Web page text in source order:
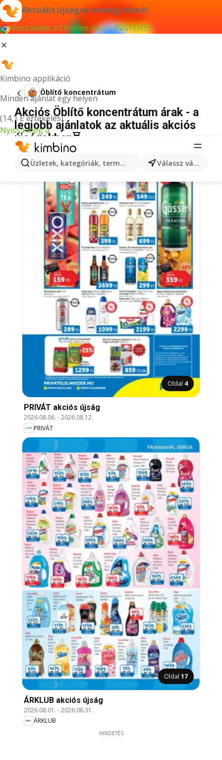
Aktuális újságok mindig kéznél
Hozzáadás a Chrome-hoz – INGYENES
Kimbino applikáció
Minden ajánlat egy helyen
(14,1 E értékelés)
Nyissa meg a
Üzletek, kategóriák, termékek keresése... Válassz várost
Öblítő koncentrátum
Akciós Öblítő koncentrátum árak - a
legjobb ajánlatok az aktuális akciós
újságokban⏳
Oldal 4
PRIVÁT akciós újság
2026.08.06. -2026.08.12.
PRIVÁT
Oldal 17
ÁRKLUB akciós újság
2026.08.01. -2026.08.31.
ÁRKLUB
HIRDETÉS